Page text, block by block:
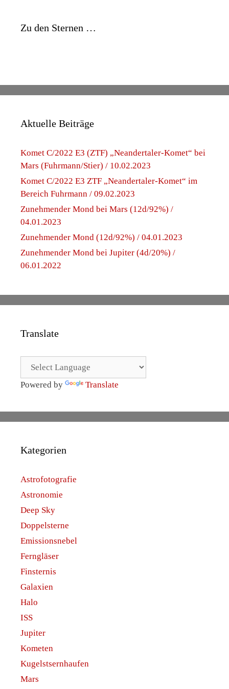
Zu den Sternen …
Aktuelle Beiträge
Komet C/2022 E3 (ZTF) „Neandertaler-Komet“ bei
Mars (Fuhrmann/Stier) / 10.02.2023
Komet C/2022 E3 ZTF „Neandertaler-Komet“ im
Bereich Fuhrmann / 09.02.2023
Zunehmender Mond bei Mars (12d/92%) /
04.01.2023
Zunehmender Mond (12d/92%) / 04.01.2023
Zunehmender Mond bei Jupiter (4d/20%) /
06.01.2022
Translate
Powered by Translate
Kategorien
Astrofotografie
Astronomie
Deep Sky
Doppelsterne
Emissionsnebel
Ferngläser
Finsternis
Galaxien
Halo
ISS
Jupiter
Kometen
Kugelstsernhaufen
Mars